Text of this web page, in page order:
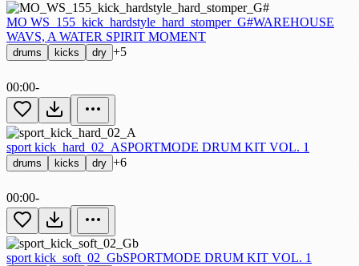
MO WS_155_kick_hardstyle_hard_stomper_G#WAREHOUSE
WAVS, A WATER SPIRIT MOMENT
drums kicks dry +5
00:00-
sport kick_hard_02_ASPORTMODE DRUM KIT VOL. 1
drums kicks dry +6
00:00-
sport kick_soft_02_GbSPORTMODE DRUM KIT VOL. 1